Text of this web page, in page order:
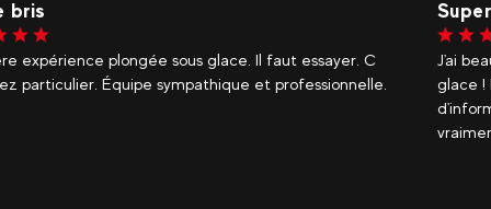
aimé la séance de plongée sous-marine sous la
était vraiment sympa, fournissant beaucoup
passé